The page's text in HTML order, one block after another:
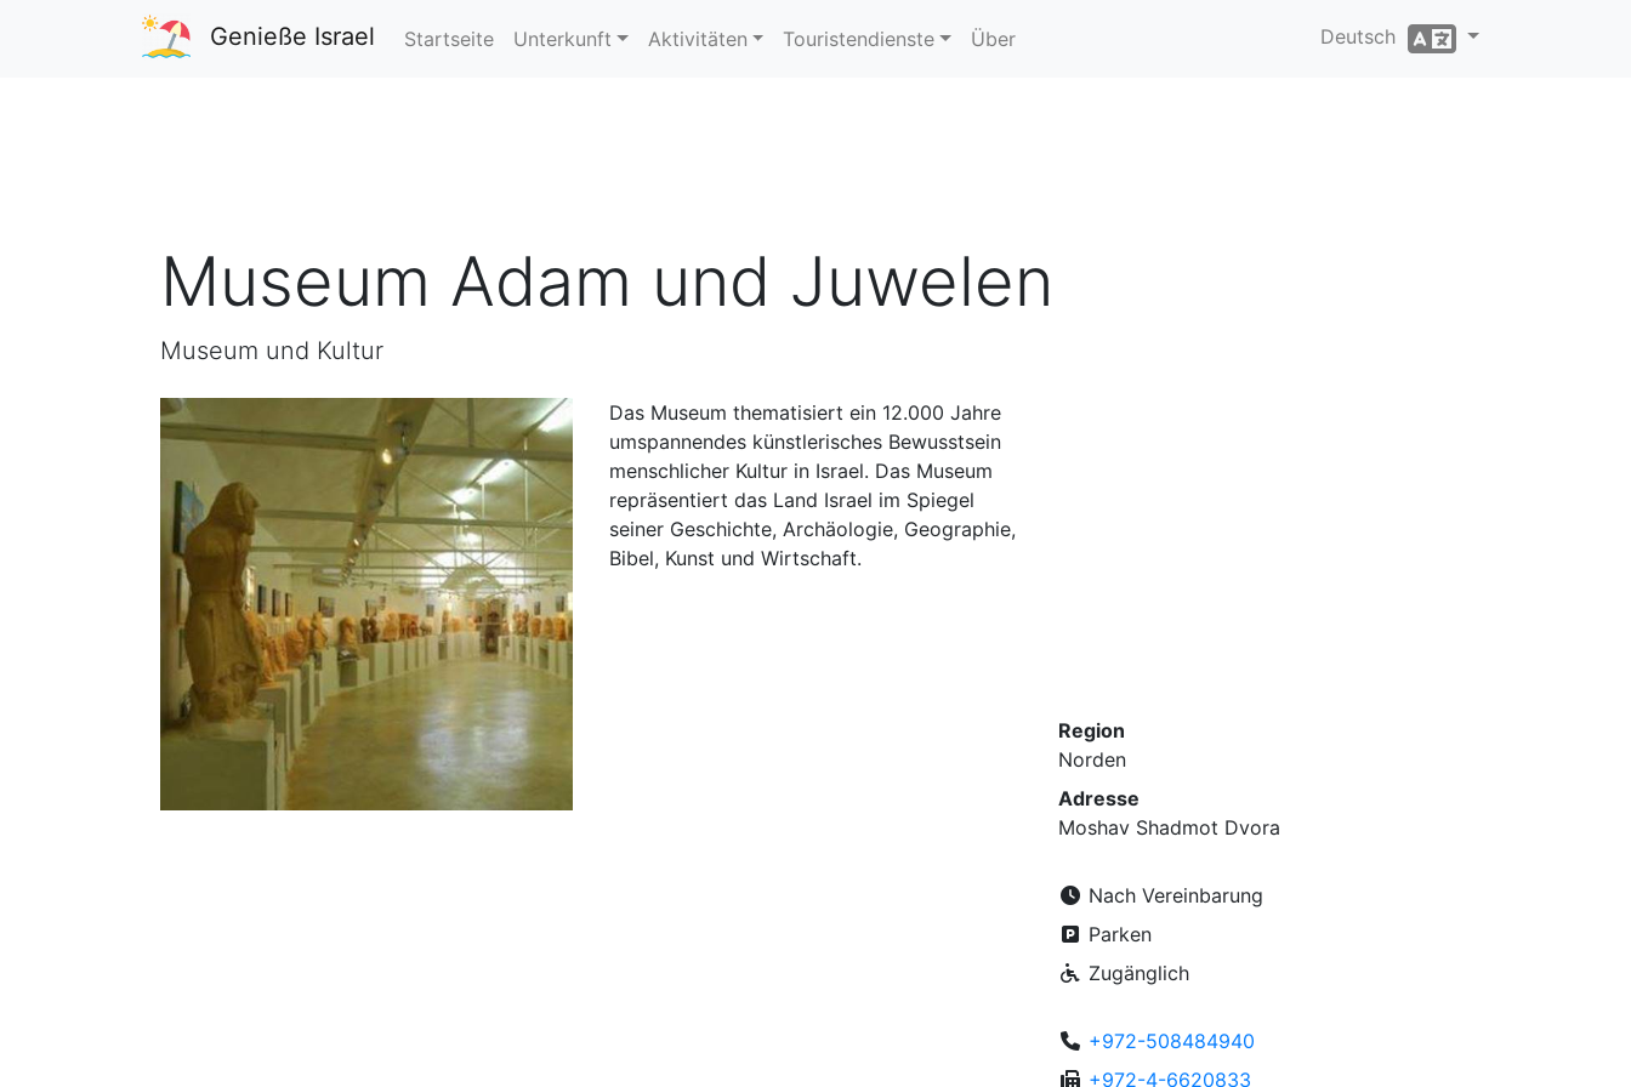
Genieße Israel Startseite Unterkunft Aktivitäten Touristendienste Über Deutsch
Museum Adam und Juwelen
Museum und Kultur
Das Museum thematisiert ein 12.000 Jahre
umspannendes künstlerisches Bewusstsein
menschlicher Kultur in Israel. Das Museum
repräsentiert das Land Israel im Spiegel
seiner Geschichte, Archäologie, Geographie,
Bibel, Kunst und Wirtschaft.
Region
Norden
Adresse
Moshav Shadmot Dvora
Nach Vereinbarung
Parken
Zugänglich
+972-508484940
+972-4-6620833